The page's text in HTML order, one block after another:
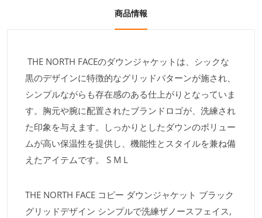
商品情報
THE NORTH FACEのダウンジャケットは、シックな
黒のデザインに特徴的なグリッドパターンが施され、
シンプルながらも存在感のある仕上がりとなっていま
す。胸元や腕に配置されたブランドロゴが、洗練され
た印象を与えます。しっかりとしたダウンのボリュー
ムが高い保温性を提供し、機能性とスタイルを兼ね備
えたアイテムです。 S M L
THE NORTH FACE コピー ダウンジャケット ブラック
グリッドデザイン シンプルで洗練ザノースフェイス,